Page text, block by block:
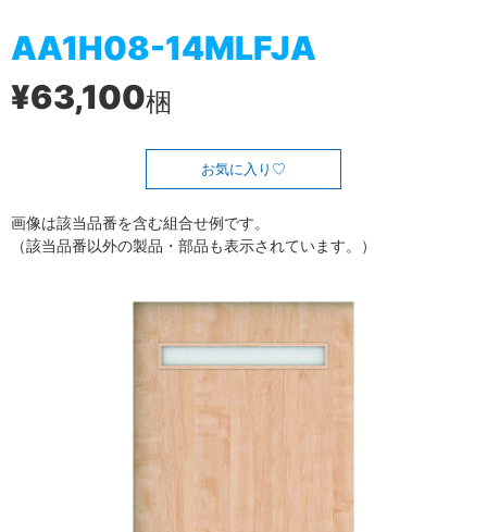
AA1H08-14MLFJA
¥63,100梱
お気に入り
画像は該当品番を含む組合せ例です。
（該当品番以外の製品・部品も表示されています。）